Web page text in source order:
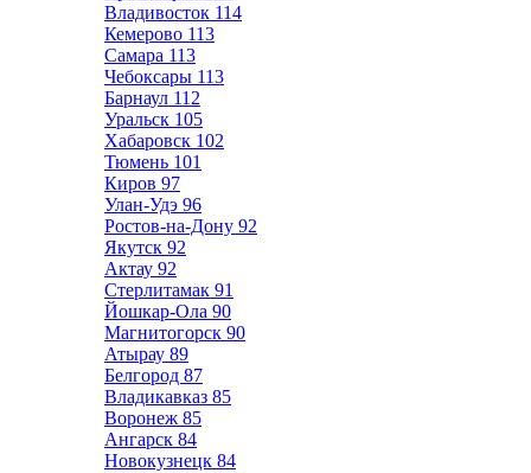
Владивосток 114
Кемерово 113
Самара 113
Чебоксары 113
Барнаул 112
Уральск 105
Хабаровск 102
Тюмень 101
Киров 97
Улан-Удэ 96
Ростов-на-Дону 92
Якутск 92
Актау 92
Стерлитамак 91
Йошкар-Ола 90
Магнитогорск 90
Атырау 89
Белгород 87
Владикавказ 85
Воронеж 85
Ангарск 84
Новокузнецк 84